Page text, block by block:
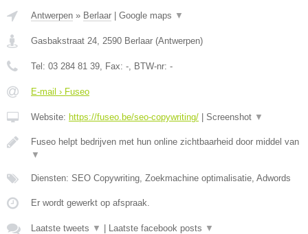
Antwerpen » Berlaar Google maps ▼
Gasbakstraat 24, 2590 Berlaar (Antwerpen)
Tel: 03 284 81 39, Fax: -, BTW-nr: -
E-mail › Fuseo
Website: https://fuseo.be/seo-copywriting/ Screenshot ▼
Fuseo helpt bedrijven met hun online zichtbaarheid door middel van
▼
Diensten: SEO Copywriting, Zoekmachine optimalisatie, Adwords
Er wordt gewerkt op afspraak.
Laatste tweets ▼ Laatste facebook posts ▼